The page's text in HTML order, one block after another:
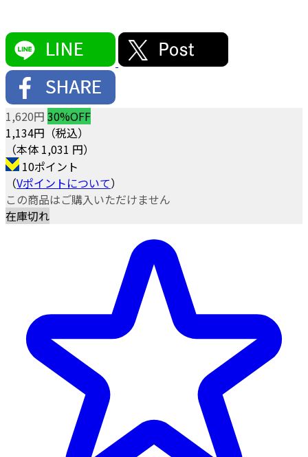
1,620円 30%OFF
1,134円（税込）
（本体 1,031 円）
10ポイント
（Vポイントについて）
この商品はご購入いただけません
在庫切れ